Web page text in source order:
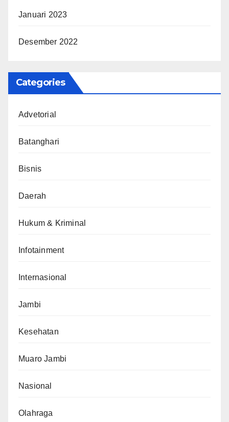
Januari 2023
Desember 2022
Categories
Advetorial
Batanghari
Bisnis
Daerah
Hukum & Kriminal
Infotainment
Internasional
Jambi
Kesehatan
Muaro Jambi
Nasional
Olahraga